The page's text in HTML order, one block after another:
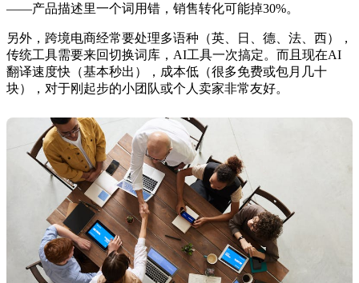
——产品描述里一个词用错，销售转化可能掉30%。
另外，跨境电商经常要处理多语种（英、日、德、法、西），
传统工具需要来回切换词库，AI工具一次搞定。而且现在AI
翻译速度快（基本秒出），成本低（很多免费或包月几十
块），对于刚起步的小团队或个人卖家非常友好。